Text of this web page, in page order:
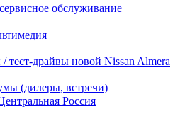
обслуживание
драйвы новой Nissan Almera
(дилеры, встречи)
Россия